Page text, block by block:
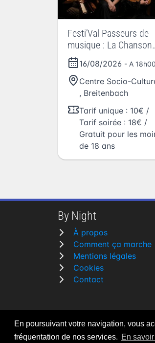
En poursuivant votre navigation, vous
fréquentation de nos services. En
Festi’Val Passeurs de
musique : La Chanson
fait son cabaret ET
Karaoké Live
16/08/2026 - A 18h00
Centre Socio-
, Breitenbach
Tarif unique : 10€ /
Tarif soirée : 18€ /
Gratuit pour les
de 18 ans
By Night
À propos
Comment ça marche
Mentions légales
Cookies
Contact
By Night v5.7.3 | © 2026 -